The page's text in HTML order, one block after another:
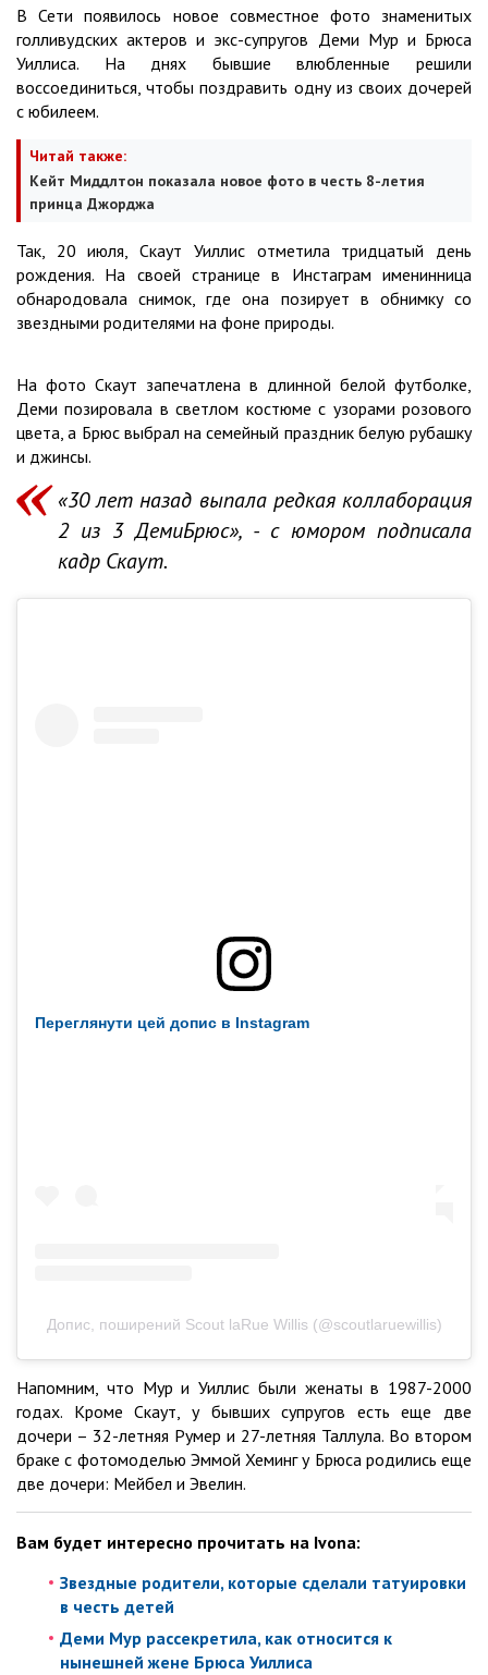
В Сети появилось новое совместное фото знаменитых
голливудских актеров и экс-супругов Деми Мур и Брюса
Уиллиса. На днях бывшие влюбленные решили
воссоединиться, чтобы поздравить одну из своих дочерей
с юбилеем.
Читай также:
Кейт Миддлтон показала новое фото в честь 8-летия
принца Джорджа
Так, 20 июля, Скаут Уиллис отметила тридцатый день
рождения. На своей странице в Инстаграм именинница
обнародовала снимок, где она позирует в обнимку со
звездными родителями на фоне природы.
На фото Скаут запечатлена в длинной белой футболке,
Деми позировала в светлом костюме с узорами розового
цвета, а Брюс выбрал на семейный праздник белую рубашку
и джинсы.
«30 лет назад выпала редкая коллаборация
2 из 3 ДемиБрюс», - с юмором подписала
кадр Скаут.
Переглянути цей допис в Instagram
Допис, поширений Scout laRue Willis (@scoutlaruewillis)
Напомним, что Мур и Уиллис были женаты в 1987-2000
годах. Кроме Скаут, у бывших супругов есть еще две
дочери – 32-летняя Румер и 27-летняя Таллула. Во втором
браке с фотомоделью Эммой Хеминг у Брюса родились еще
две дочери: Мейбел и Эвелин.
Вам будет интересно прочитать на Ivona:
Звездные родители, которые сделали татуировки
в честь детей
Деми Мур рассекретила, как относится к
нынешней жене Брюса Уиллиса